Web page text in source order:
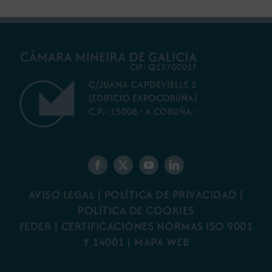
AVISO LEGAL | POLÍTICA DE PRIVACIDAD |
POLÍTICA DE COOKIES
FEDER | CERTIFICACIONES NORMAS ISO 9001
Y 14001 | MAPA WEB